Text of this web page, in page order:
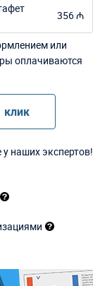
356 ₼
или
оплачиваются
клик
наших экспертов!